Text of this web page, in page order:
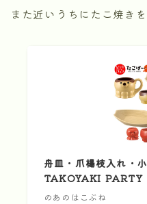
また近いうちにたこ焼き
舟皿・爪楊枝入れ・
TAKOYAKI PARTY
のあのはこぶね